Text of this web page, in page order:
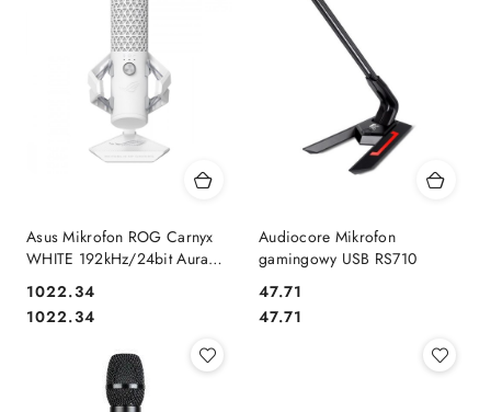
Asus Mikrofon ROG Carnyx
WHITE 192kHz/24bit Aura
Sync
Cena:
1022.34
Cena:
1022.34
Audiocore Mikrofon
gamingowy USB RS710
Cena:
47.71
Cena:
47.71